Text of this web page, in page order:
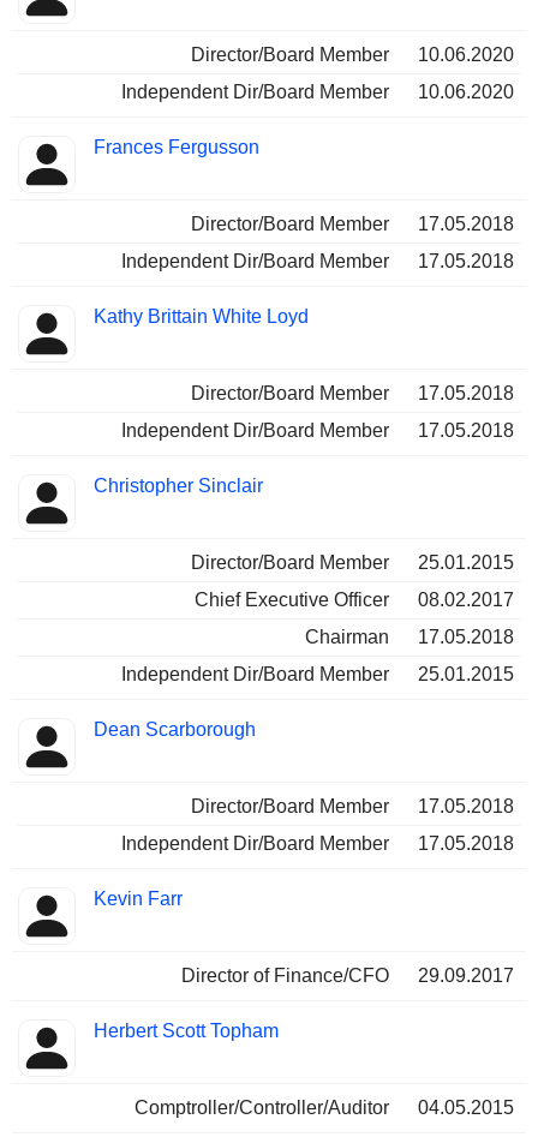
Director/Board Member
10.06.2020
Independent Dir/Board Member
10.06.2020
Frances Fergusson
Director/Board Member
17.05.2018
Independent Dir/Board Member
17.05.2018
Kathy Brittain White Loyd
Director/Board Member
17.05.2018
Independent Dir/Board Member
17.05.2018
Christopher Sinclair
Director/Board Member
25.01.2015
Chief Executive Officer
08.02.2017
Chairman
17.05.2018
Independent Dir/Board Member
25.01.2015
Dean Scarborough
Director/Board Member
17.05.2018
Independent Dir/Board Member
17.05.2018
Kevin Farr
Director of Finance/CFO 29.09.2017
Herbert Scott Topham
Comptroller/Controller/Auditor 04.05.2015